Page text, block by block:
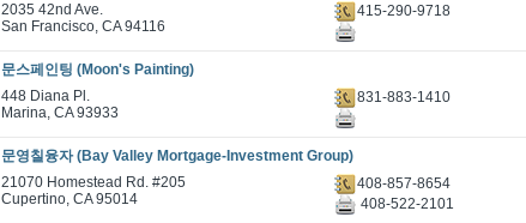
2035 42nd Ave.
San Francisco, CA 94116
415-290-9718
문스페인팅 (Moon's Painting)
448 Diana Pl.
Marina, CA 93933
831-883-1410
문영칠융자 (Bay Valley Mortgage-Investment Group)
21070 Homestead Rd. #205
Cupertino, CA 95014
408-857-8654
408-522-2101